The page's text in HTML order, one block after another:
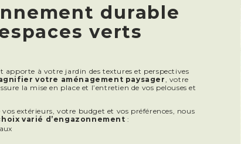
durable
verts
apporte à votre jardin des textures et perspectives
votre aménagement paysager , votre
la mise en place et l’entretien de vos pelouses et
vos extérieurs, votre budget et vos préférences, nous
varié d’engazonnement :